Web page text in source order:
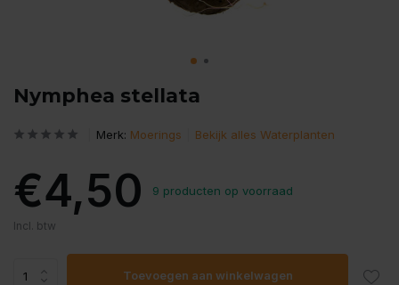
Nymphea stellata
Merk: Moerings Bekijk alles Waterplanten
€4,50 9 producten op voorraad
Incl. btw
Toevoegen aan winkelwagen